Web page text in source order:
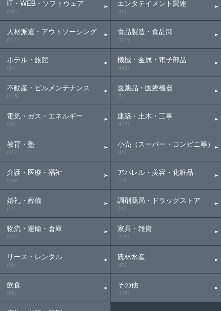
IT・WEB・ソフトウェア
(184)
人材派遣・アウトソーシング
(111)
ホテル・旅館
(54)
不動産・ビルメンテナンス
(115)
電気・ガス・エネルギー
(39)
教育・塾
(31)
介護・医療・福祉
(168)
婚礼・葬儀
(11)
物流・運輸・倉庫
(124)
リース・レンタル
(30)
飲食
(56)
エンタテイメント関連
(40)
食品製造・食品卸
(107)
機械・金属・電子部品
(442)
医薬品・医療機器
(7)
建築・土木・工事
(477)
小売（スーパー・コンビニ等）
(45)
アパレル・美容・化粧品
(71)
調剤薬局・ドラッグストア
(25)
家具・雑貨
(119)
農林水産
(43)
その他
(115)